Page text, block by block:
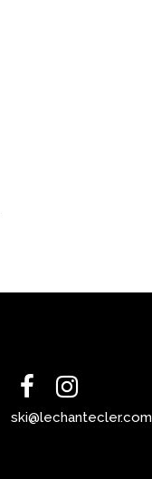
ski@lechantecler.com